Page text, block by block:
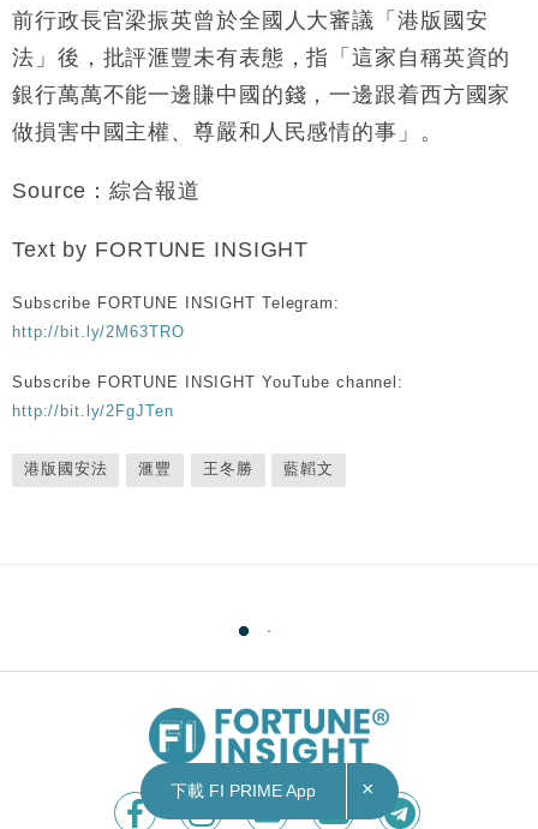
前行政長官梁振英曾於全國人大審議「港版國安
法」後，批評滙豐未有表態，指「這家自稱英資的
銀行萬萬不能一邊賺中國的錢，一邊跟着西方國家
做損害中國主權、尊嚴和人民感情的事」。
Source：綜合報道
Text by FORTUNE INSIGHT
Subscribe FORTUNE INSIGHT Telegram:
http://bit.ly/2M63TRO
Subscribe FORTUNE INSIGHT YouTube channel:
http://bit.ly/2FgJTen
港版國安法 滙豐 王冬勝 藍韜文
下載 FI PRIME App ×